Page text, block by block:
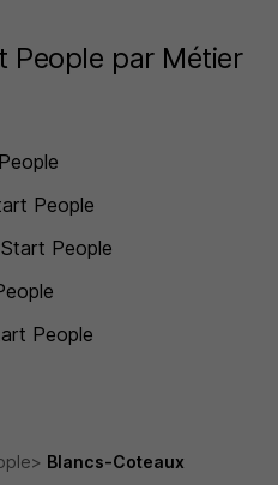
People par Métier
People
People
People
Blancs-Coteaux